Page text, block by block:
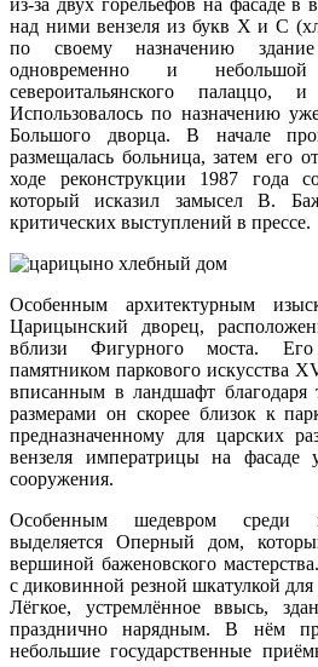
над ними вензеля из букв Х и С
по своему назначению
одновременно и
североитальянского палаццо,
Использовалось по назначению
Большого дворца. В начале
размещалась больница, затем его
ходе реконструкции 1987 года
который исказил замысел В.
критических выступлений в прессе.
Особенным архитектурным
Царицынский дворец,
вблизи Фигурного моста.
памятником паркового искусства
вписанным в ландшафт благодаря
размерами он скорее близок к
предназначенному для царских
вензеля императрицы на фасаде
сооружения.
Особенным шедевром среди
выделяется Оперный дом,
вершиной баженовского
с диковинной резной шкатулкой
Лёгкое, устремлённое ввысь,
празднично нарядным. В нём
небольшие государственные